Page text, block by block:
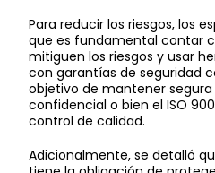
Para reducir los riesgos, los
que es fundamental contar
mitiguen los riesgos y usar
con garantías de seguridad
objetivo de mantener
confidencial o bien el ISO
control de calidad.
Adicionalmente, se detalló